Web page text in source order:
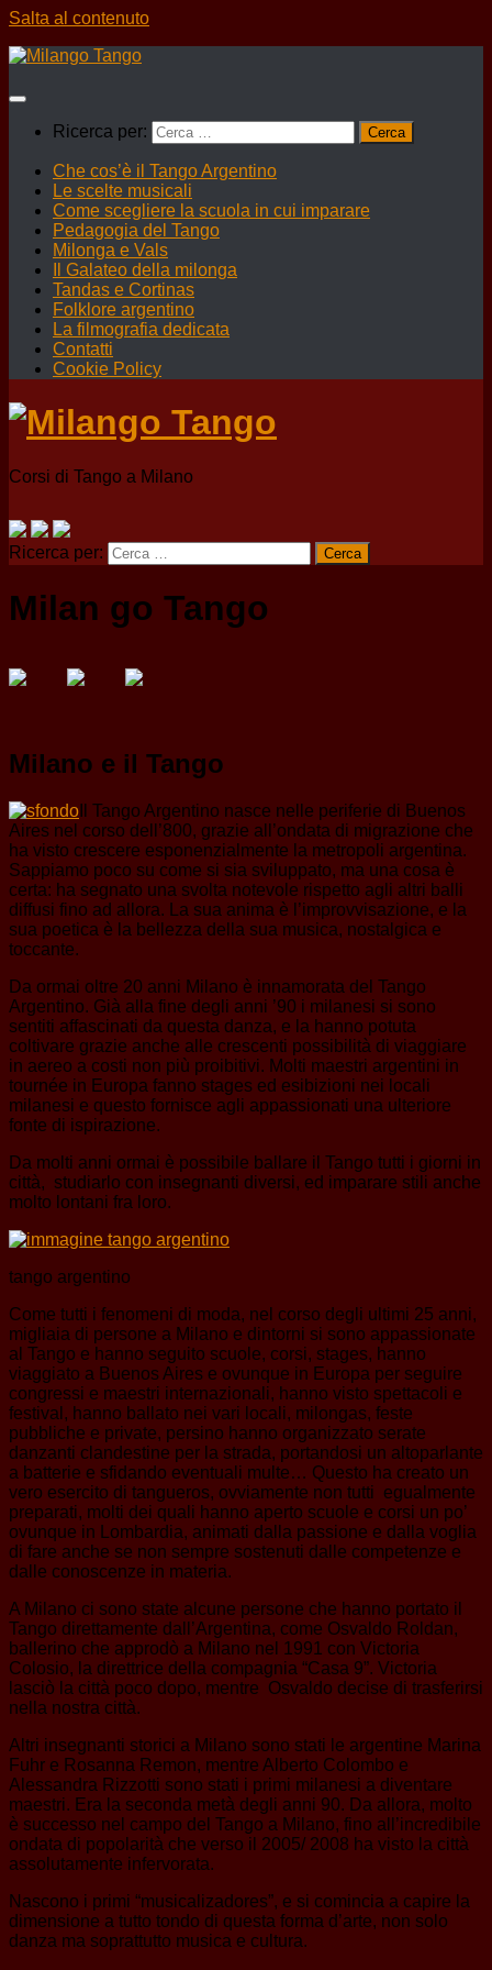
Salta al contenuto
Ricerca per:
Che cos’è il Tango Argentino
Le scelte musicali
Come scegliere la scuola in cui imparare
Pedagogia del Tango
Milonga e Vals
Il Galateo della milonga
Tandas e Cortinas
Folklore argentino
La filmografia dedicata
Contatti
Cookie Policy
Corsi di Tango a Milano
Ricerca per:
Milan go Tango
Milano e il Tango
Il Tango Argentino nasce nelle periferie di Buenos
Aires nel corso dell’800, grazie all’ondata di migrazione che
ha visto crescere esponenzialmente la metropoli argentina.
Sappiamo poco su come si sia sviluppato, ma una cosa è
certa: ha segnato una svolta notevole rispetto agli altri balli
diffusi fino ad allora. La sua anima è l’improvvisazione, e la
sua poetica è la bellezza della sua musica, nostalgica e
toccante.
Da ormai oltre 20 anni Milano è innamorata del Tango
Argentino. Già alla fine degli anni ’90 i milanesi si sono
sentiti affascinati da questa danza, e la hanno potuta
coltivare grazie anche alle crescenti possibilità di viaggiare
in aereo a costi non più proibitivi. Molti maestri argentini in
tournée in Europa fanno stages ed esibizioni nei locali
milanesi e questo fornisce agli appassionati una ulteriore
fonte di ispirazione.
Da molti anni ormai è possibile ballare il Tango tutti i giorni in
città, studiarlo con insegnanti diversi, ed imparare stili anche
molto lontani fra loro.
tango argentino
Come tutti i fenomeni di moda, nel corso degli ultimi 25 anni,
migliaia di persone a Milano e dintorni si sono appassionate
al Tango e hanno seguito scuole, corsi, stages, hanno
viaggiato a Buenos Aires e ovunque in Europa per seguire
congressi e maestri internazionali, hanno visto spettacoli e
festival, hanno ballato nei vari locali, milongas, feste
pubbliche e private, persino hanno organizzato serate
danzanti clandestine per la strada, portandosi un altoparlante
a batterie e sfidando eventuali multe… Questo ha creato un
vero esercito di tangueros, ovviamente non tutti egualmente
preparati, molti dei quali hanno aperto scuole e corsi un po’
ovunque in Lombardia, animati dalla passione e dalla voglia
di fare anche se non sempre sostenuti dalle competenze e
dalle conoscenze in materia.
A Milano ci sono state alcune persone che hanno portato il
Tango direttamente dall’Argentina, come Osvaldo Roldan,
ballerino che approdò a Milano nel 1991 con Victoria
Colosio, la direttrice della compagnia “Casa 9”. Victoria
lasciò la città poco dopo, mentre Osvaldo decise di trasferirsi
nella nostra città.
Altri insegnanti storici a Milano sono stati le argentine Marina
Fuhr e Rosanna Remon, mentre Alberto Colombo e
Alessandra Rizzotti sono stati i primi milanesi a diventare
maestri. Era la seconda metà degli anni 90. Da allora, molto
è successo nel campo del Tango a Milano, fino all’incredibile
ondata di popolarità che verso il 2005/ 2008 ha visto la città
assolutamente infervorata.
Nascono i primi “musicalizadores”, e si comincia a capire la
dimensione a tutto tondo di questa forma d’arte, non solo
danza ma soprattutto musica e cultura.